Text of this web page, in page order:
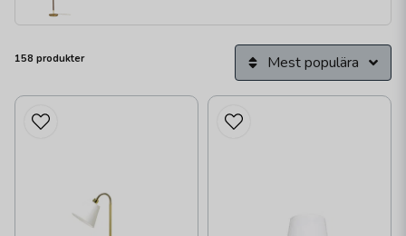
158 produkter Mest populära